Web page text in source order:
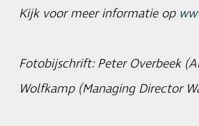
Kijk voor meer informatie op
Fotobijschrift: Peter Overbeek
Wolfkamp (Managing Director